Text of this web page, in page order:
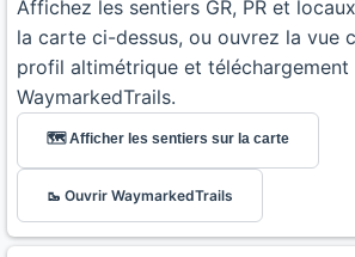
Affichez les sentiers GR, PR et
la carte ci-dessus, ou ouvrez la vue
profil altimétrique et téléchargement
WaymarkedTrails.
🗺️ Afficher les sentiers sur la carte
🥾 Ouvrir WaymarkedTrails